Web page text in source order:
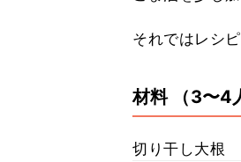
それではレシ
材料 （3〜4
切り干し大根